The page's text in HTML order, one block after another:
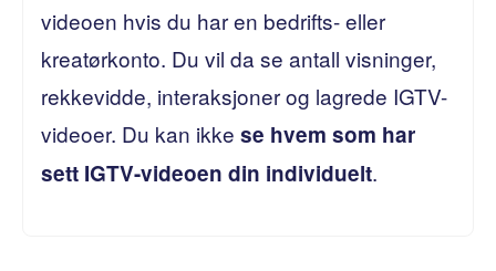
videoen hvis du har en bedrifts- eller
kreatørkonto. Du vil da se antall visninger,
rekkevidde, interaksjoner og lagrede IGTV-
videoer. Du kan ikke se hvem som har
sett IGTV-videoen din individuelt.